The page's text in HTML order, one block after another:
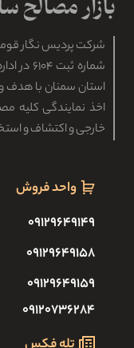
شرکت پردیس نگار
شماره
استان سمنان با هدف
اخذ نمایندگی کلیه
خارجی و اکتشاف و
واحد فروش
۰۹۱۲۹۶۴۹۱۴۹
۰۹۱۲۹۶۴۹۱۵۸
۰۹۱۲۹۶۴۹۱۵۹
۰۹۱۲۰۷۳۶۲۸۴